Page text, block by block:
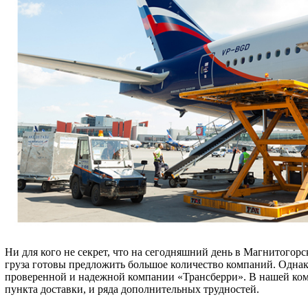
Ни для кого не секрет, что на сегодняшний день в
груза готовы предложить большое количество компаний.
проверенной и надежной компании «Трансберри». В нашей
пункта доставки, и ряда дополнительных трудностей.